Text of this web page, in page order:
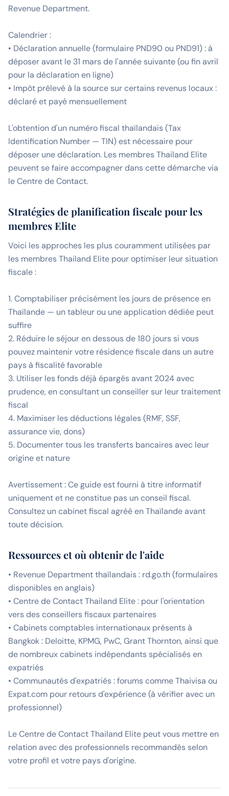
Revenue Department.
Calendrier :
• Déclaration annuelle (formulaire PND90 ou PND91) : à
déposer avant le 31 mars de l'année suivante (ou fin avril
pour la déclaration en ligne)
• Impôt prélevé à la source sur certains revenus locaux :
déclaré et payé mensuellement
L'obtention d'un numéro fiscal thaïlandais (Tax
Identification Number — TIN) est nécessaire pour
déposer une déclaration. Les membres Thailand Elite
peuvent se faire accompagner dans cette démarche via
le Centre de Contact.
Stratégies de planification fiscale pour les
membres Elite
Voici les approches les plus couramment utilisées par
les membres Thailand Elite pour optimiser leur situation
fiscale :
1. Comptabiliser précisément les jours de présence en
Thaïlande — un tableur ou une application dédiée peut
suffire
2. Réduire le séjour en dessous de 180 jours si vous
pouvez maintenir votre résidence fiscale dans un autre
pays à fiscalité favorable
3. Utiliser les fonds déjà épargés avant 2024 avec
prudence, en consultant un conseiller sur leur traitement
fiscal
4. Maximiser les déductions légales (RMF, SSF,
assurance vie, dons)
5. Documenter tous les transferts bancaires avec leur
origine et nature
Avertissement : Ce guide est fourni à titre informatif
uniquement et ne constitue pas un conseil fiscal.
Consultez un cabinet fiscal agréé en Thaïlande avant
toute décision.
Ressources et où obtenir de l'aide
• Revenue Department thaïlandais : rd.go.th (formulaires
disponibles en anglais)
• Centre de Contact Thailand Elite : pour l'orientation
vers des conseillers fiscaux partenaires
• Cabinets comptables internationaux présents à
Bangkok : Deloitte, KPMG, PwC, Grant Thornton, ainsi que
de nombreux cabinets indépendants spécialisés en
expatriés
• Communautés d'expatriés : forums comme Thaivisa ou
Expat.com pour retours d'expérience (à vérifier avec un
professionnel)
Le Centre de Contact Thailand Elite peut vous mettre en
relation avec des professionnels recommandés selon
votre profil et votre pays d'origine.